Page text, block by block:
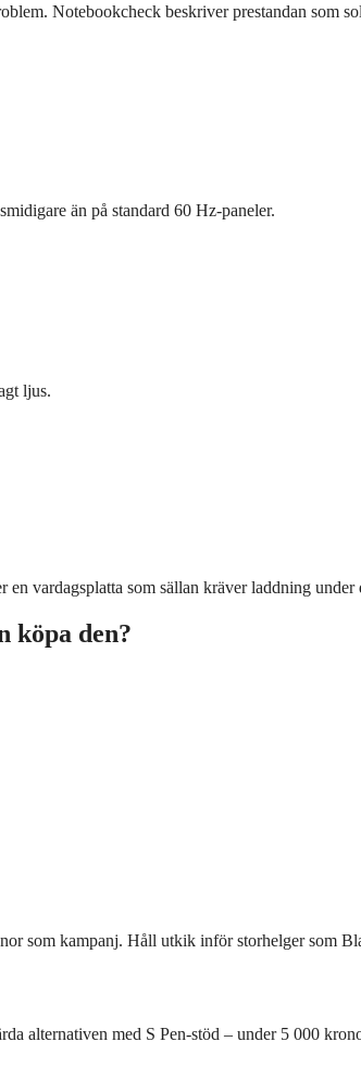
Notebookcheck beskriver prestandan som
än på standard 60 Hz-paneler.
ljus.
vardagsplatta som sällan kräver laddning under
köpa den?
som kampanj. Håll utkik inför storhelger som
alternativen med S Pen-stöd – under 5 000